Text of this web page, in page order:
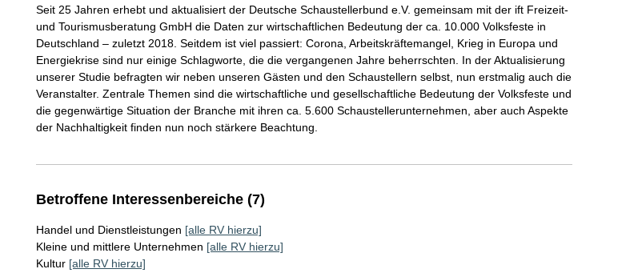
Seit 25 Jahren erhebt und aktualisiert der Deutsche Schaustellerbund e.V. gemeinsam mit der ift Freizeit-
und Tourismusberatung GmbH die Daten zur wirtschaftlichen Bedeutung der ca. 10.000 Volksfeste in
Deutschland – zuletzt 2018. Seitdem ist viel passiert: Corona, Arbeitskräftemangel, Krieg in Europa und
Energiekrise sind nur einige Schlagworte, die die vergangenen Jahre beherrschten. In der Aktualisierung
unserer Studie befragten wir neben unseren Gästen und den Schaustellern selbst, nun erstmalig auch die
Veranstalter. Zentrale Themen sind die wirtschaftliche und gesellschaftliche Bedeutung der Volksfeste und
die gegenwärtige Situation der Branche mit ihren ca. 5.600 Schaustellerunternehmen, aber auch Aspekte
der Nachhaltigkeit finden nun noch stärkere Beachtung.
Betroffene Interessenbereiche (7)
Handel und Dienstleistungen [alle RV hierzu]
Kleine und mittlere Unternehmen [alle RV hierzu]
Kultur [alle RV hierzu]